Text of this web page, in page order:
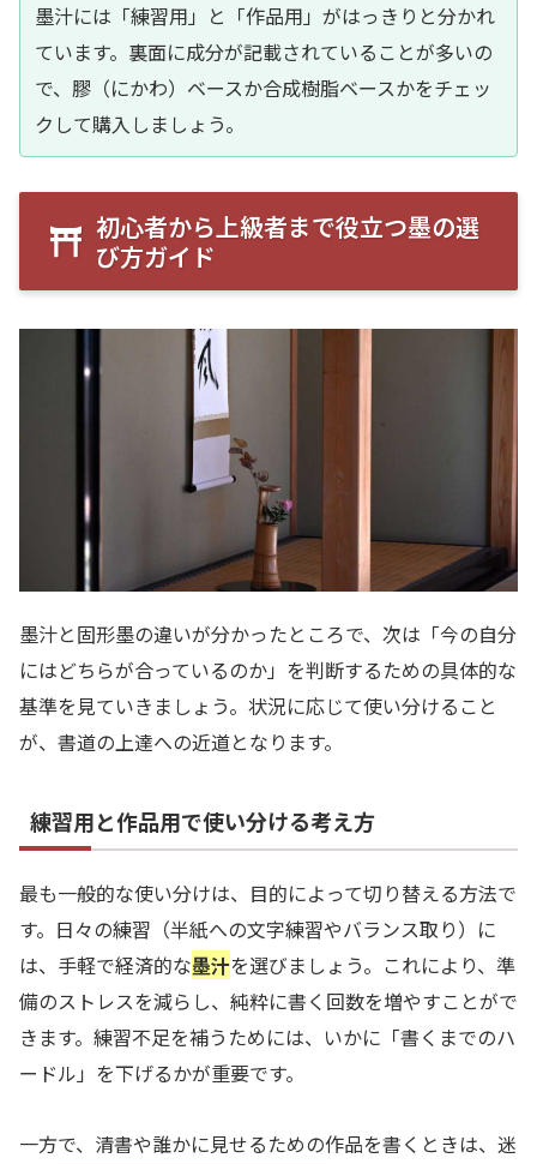
墨汁には「練習用」と「作品用」がはっきりと分かれ
ています。裏面に成分が記載されていることが多いの
で、膠（にかわ）ベースか合成樹脂ベースかをチェッ
クして購入しましょう。
初心者から上級者まで役立つ墨の選
び方ガイド
墨汁と固形墨の違いが分かったところで、次は「今の自分
にはどちらが合っているのか」を判断するための具体的な
基準を見ていきましょう。状況に応じて使い分けること
が、書道の上達への近道となります。
練習用と作品用で使い分ける考え方
最も一般的な使い分けは、目的によって切り替える方法で
す。日々の練習（半紙への文字練習やバランス取り）に
は、手軽で経済的な墨汁を選びましょう。これにより、準
備のストレスを減らし、純粋に書く回数を増やすことがで
きます。練習不足を補うためには、いかに「書くまでのハ
ードル」を下げるかが重要です。
一方で、清書や誰かに見せるための作品を書くときは、迷